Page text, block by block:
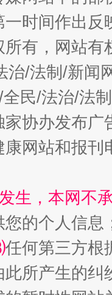
从幼
时间作出
有，网站
治/法制/新闻
民/法治/法
家协办发布
网站和报
生，本网不
的个人信息
任何第三方根
所产生的纠